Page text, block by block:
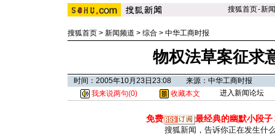
搜狐首页-新闻
搜狐首页 > 新闻频道 > 综合 > 中华工商时报
物权法草案征求
时间：2005年10月23日23:08 来源：中华工商时报
我来说两句(0) 收藏本文 进入新闻论坛
免费 最经典的幽默小段子
搜狐新闻，告诉你正在发生什